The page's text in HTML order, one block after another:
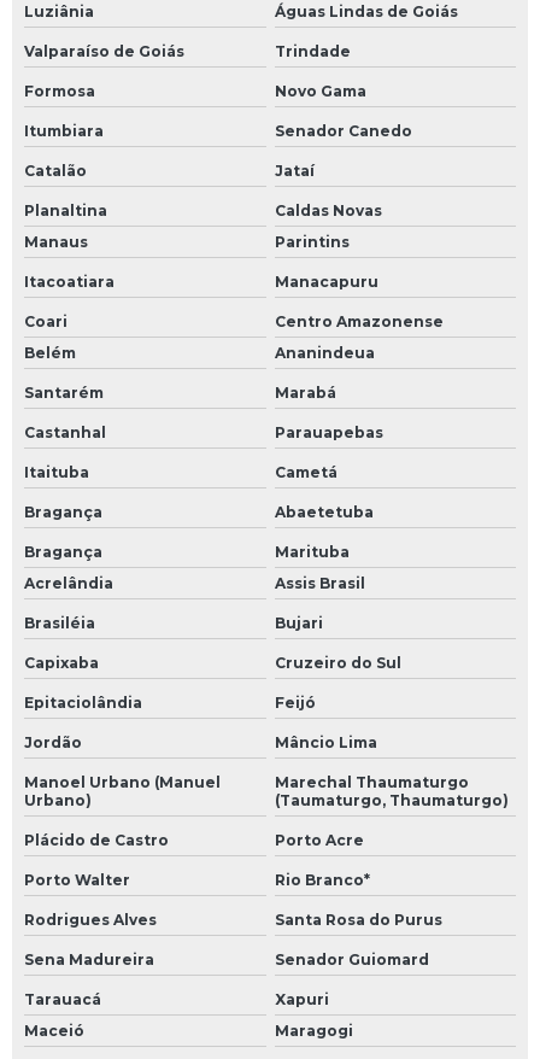
Luziânia Águas Lindas de Goiás
Valparaíso de Goiás Trindade
Formosa Novo Gama
Itumbiara Senador Canedo
Catalão Jataí
Planaltina
Caldas Novas
Manaus
Parintins
Itacoatiara Manacapuru
Coari
Centro Amazonense
Belém
Ananindeua
Santarém Marabá
Castanhal Parauapebas
Itaituba Cametá
Bragança Abaetetuba
Bragança
Marituba
Acrelândia
Assis Brasil
Brasiléia Bujari
Capixaba Cruzeiro do Sul
Epitaciolândia Feijó
Jordão Mâncio Lima
Manoel Urbano (Manuel
Urbano)
Marechal Thaumaturgo
(Taumaturgo, Thaumaturgo)
Plácido de Castro Porto Acre
Porto Walter Rio Branco*
Rodrigues Alves Santa Rosa do Purus
Sena Madureira Senador Guiomard
Tarauacá
Xapuri
Maceió
Maragogi